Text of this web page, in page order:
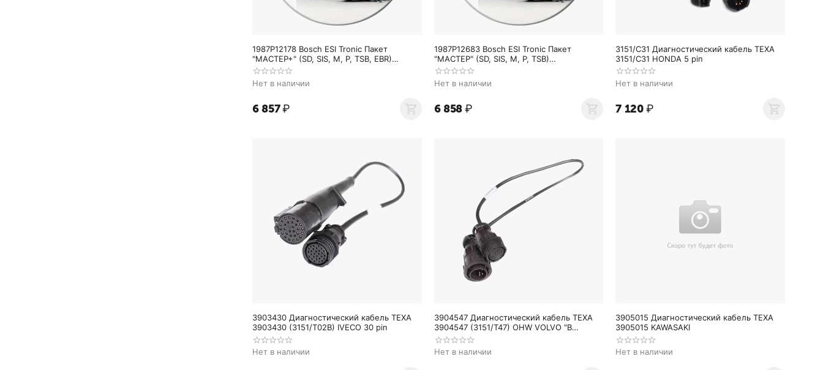
1987P12178 Bosch ESI Tronic Пакет
"МАСТЕР+" (SD, SIS, M, P, TSB, EBR)
дополнительная, 36 месяцев 1987P12178
Нет в наличии
6 857₽
1987P12683 Bosch ESI Tronic Пакет
"МАСТЕР" (SD, SIS, M, P, TSB)
Нет в наличии
6 858₽
3151/C31 Диагностический кабель TEXA
3151/C31 HONDA 5 pin
Нет в наличии
7 120 ₽
3903430 Диагностический кабель TEXA
3903430 (3151/T02B) IVECO 30 pin
Нет в наличии
3904547 Диагностический кабель TEXA
3904547 (3151/T47) OHW VOLVO "B
SERIES"
Нет в наличии
3905015 Диагностический кабель TEXA
3905015 KAWASAKI
Нет в наличии